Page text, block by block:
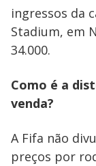
ingressos da
Stadium, em
34.000.
Como é a
venda?
A Fifa não
preços por